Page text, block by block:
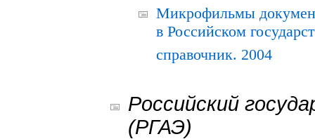
Микрофильмы
в Российском
справочник. 2004
Российский
(РГАЭ)